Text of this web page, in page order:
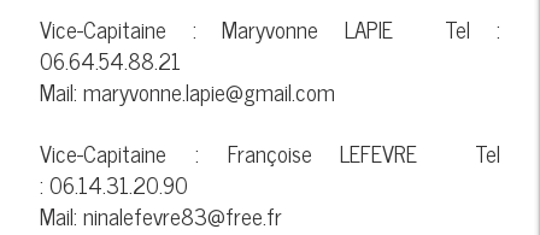
Vice-Capitaine : Maryvonne LAPIE Tel :
06.64.54.88.21
Mail: maryvonne.lapie@gmail.com
Vice-Capitaine : Françoise LEFEVRE Tel
: 06.14.31.20.90
Mail: ninalefevre83@free.fr